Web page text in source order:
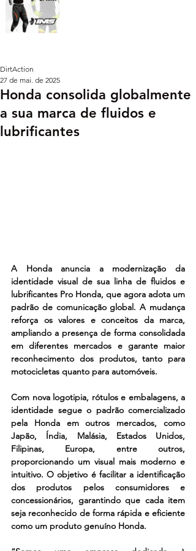
Honda consolida globalmente
a sua marca de fluidos e
lubrificantes
DirtAction
27 de mai. de 2025
A Honda anuncia a modernização da
identidade visual de sua linha de fluidos e
lubrificantes Pro Honda, que agora adota um
padrão de comunicação global. A mudança
reforça os valores e conceitos da marca,
ampliando a presença de forma consolidada
em diferentes mercados e garante maior
reconhecimento dos produtos, tanto para
motocicletas quanto para automóveis.
Com nova logotipia, rótulos e embalagens, a
identidade segue o padrão comercializado
pela Honda em outros mercados, como
Japão, Índia, Malásia, Estados Unidos,
Filipinas, Europa, entre outros,
proporcionando um visual mais moderno e
intuitivo. O objetivo é facilitar a identificação
dos produtos pelos consumidores e
concessionários, garantindo que cada item
seja reconhecido de forma rápida e eficiente
como um produto genuíno Honda.